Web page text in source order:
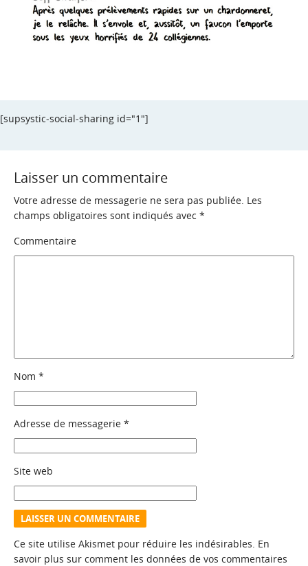
[supsystic-social-sharing id="1"]
Laisser un commentaire
Votre adresse de messagerie ne sera pas publiée. Les
champs obligatoires sont indiqués avec *
Commentaire
Nom *
Adresse de messagerie *
Site web
Ce site utilise Akismet pour réduire les indésirables. En
savoir plus sur comment les données de vos commentaires